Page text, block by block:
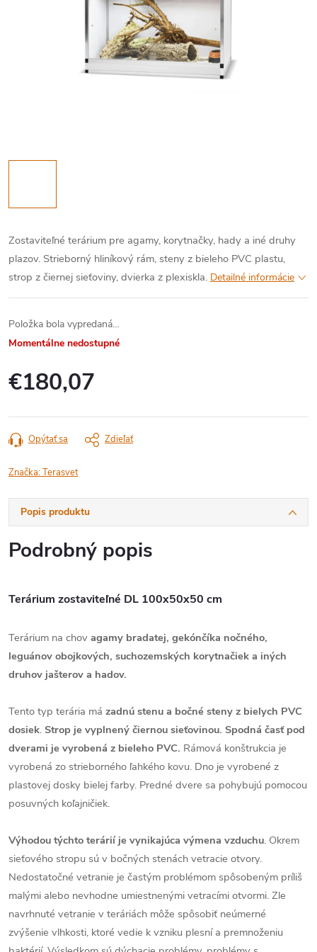
Zostaviteľné terárium pre agamy, korytnačky, hady a iné druhy
plazov. Strieborný hliníkový rám, steny z bieleho PVC plastu,
strop z čiernej sieťoviny, dvierka z plexiskla. Detailné informácie
Položka bola vypredaná…
Momentálne nedostupné
€180,07
cena:
Opýtať sa Zdieľať
Značka:Terasvet
Popis produktu
Podrobný popis
Terárium zostaviteľné DL 100x50x50 cm
Terárium na chov agamy bradatej, gekónčíka nočného,
leguánov obojkových, suchozemských korytnačiek a iných
druhov jašterov a hadov.
Tento typ terária má zadnú stenu a bočné steny z bielych PVC
dosiek. Strop je vyplnený čiernou sieťovinou. Spodná časť pod
dverami je vyrobená z bieleho PVC. Rámová konštrukcia je
vyrobená zo strieborného ľahkého kovu. Dno je vyrobené z
plastovej dosky bielej farby. Predné dvere sa pohybujú pomocou
posuvných koľajničiek.
Výhodou týchto terárií je vynikajúca výmena vzduchu. Okrem
sieťového stropu sú v bočných stenách vetracie otvory.
Nedostatočné vetranie je častým problémom spôsobeným príliš
malými alebo nevhodne umiestnenými vetracími otvormi. Zle
navrhnuté vetranie v teráriách môže spôsobiť neúmerné
zvýšenie vlhkosti, ktoré vedie k vzniku plesní a premnoženiu